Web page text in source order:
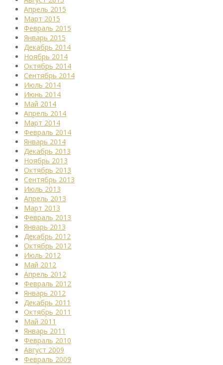
Апрель 2015
Март 2015
Февраль 2015
Январь 2015
Декабрь 2014
Ноябрь 2014
Октябрь 2014
Сентябрь 2014
Июль 2014
Июнь 2014
Май 2014
Апрель 2014
Март 2014
Февраль 2014
Январь 2014
Декабрь 2013
Ноябрь 2013
Октябрь 2013
Сентябрь 2013
Июль 2013
Апрель 2013
Март 2013
Февраль 2013
Январь 2013
Декабрь 2012
Октябрь 2012
Июль 2012
Май 2012
Апрель 2012
Февраль 2012
Январь 2012
Декабрь 2011
Октябрь 2011
Май 2011
Январь 2011
Февраль 2010
Август 2009
Февраль 2009